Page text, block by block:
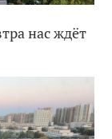
нас ждёт